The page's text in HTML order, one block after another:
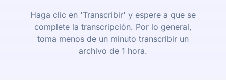
Haga clic en 'Transcribir' y espere a que se
complete la transcripción. Por lo general,
toma menos de un minuto transcribir un
archivo de 1 hora.